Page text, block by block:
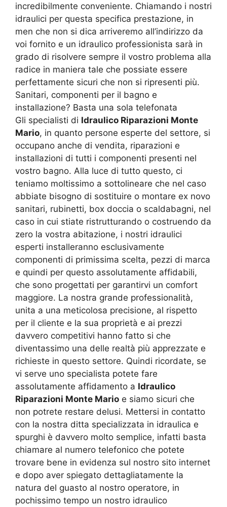
incredibilmente conveniente. Chiamando i nostri
idraulici per questa specifica prestazione, in
men che non si dica arriveremo all’indirizzo da
voi fornito e un idraulico professionista sarà in
grado di risolvere sempre il vostro problema alla
radice in maniera tale che possiate essere
perfettamente sicuri che non si ripresenti più.
Sanitari, componenti per il bagno e
installazione? Basta una sola telefonata
Gli specialisti di Idraulico Riparazioni Monte
Mario, in quanto persone esperte del settore, si
occupano anche di vendita, riparazioni e
installazioni di tutti i componenti presenti nel
vostro bagno. Alla luce di tutto questo, ci
teniamo moltissimo a sottolineare che nel caso
abbiate bisogno di sostituire o montare ex novo
sanitari, rubinetti, box doccia o scaldabagni, nel
caso in cui stiate ristrutturando o costruendo da
zero la vostra abitazione, i nostri idraulici
esperti installeranno esclusivamente
componenti di primissima scelta, pezzi di marca
e quindi per questo assolutamente affidabili,
che sono progettati per garantirvi un comfort
maggiore. La nostra grande professionalità,
unita a una meticolosa precisione, al rispetto
per il cliente e la sua proprietà e ai prezzi
davvero competitivi hanno fatto si che
diventassimo una delle realtà più apprezzate e
richieste in questo settore. Quindi ricordate, se
vi serve uno specialista potete fare
assolutamente affidamento a Idraulico
Riparazioni Monte Mario e siamo sicuri che
non potrete restare delusi. Mettersi in contatto
con la nostra ditta specializzata in idraulica e
spurghi è davvero molto semplice, infatti basta
chiamare al numero telefonico che potete
trovare bene in evidenza sul nostro sito internet
e dopo aver spiegato dettagliatamente la
natura del guasto al nostro operatore, in
pochissimo tempo un nostro idraulico